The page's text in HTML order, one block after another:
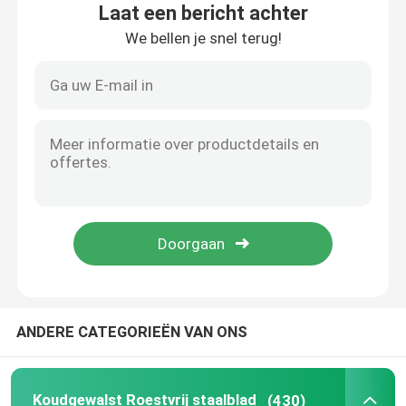
Kwaliteitscontrole
Neem contact met ons op
Gevallen
Vraag een offerte
Laat een bericht achter
We bellen je snel terug!
ANDERE CATEGORIEËN VAN ONS
Koudgewalst Roestvrij staalblad (430)